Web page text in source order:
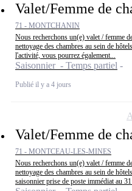
Valet/Femme de
71 - MONTCHANIN
Nous recherchons un(e) valet / femme
nettoyage des chambres au sein de
l'activité, vous pourrez également...
Saisonnier - Temps partiel
Publié il y a 4 jours
Valet/Femme de
71 - MONTCEAU-LES-MINES
Nous recherchons un(e) valet / femme
nettoyage des chambres au sein de
saisonnier prise de poste immédiat au